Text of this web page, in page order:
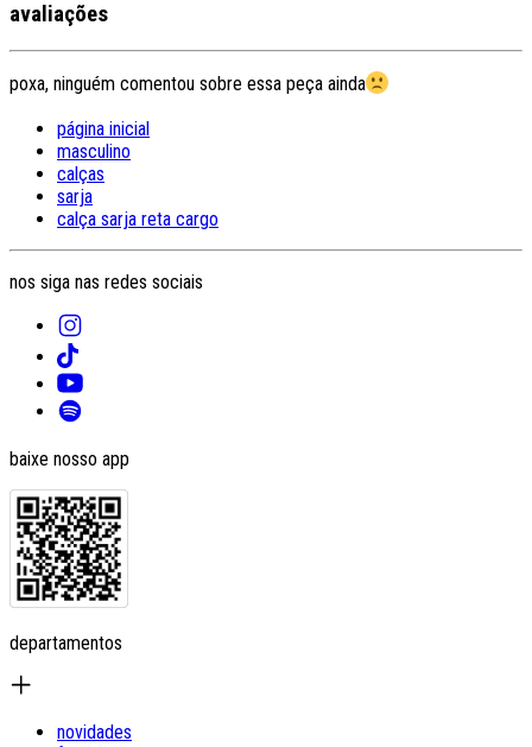
avaliações
poxa, ninguém comentou sobre essa peça ainda
página inicial
masculino
calças
sarja
calça sarja reta cargo
nos siga nas redes sociais
baixe nosso app
departamentos
novidades